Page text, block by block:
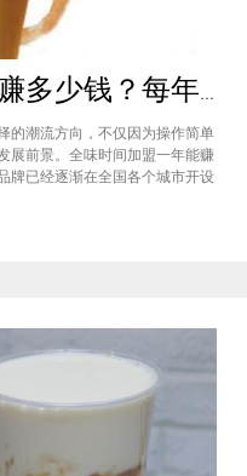
全味时间加盟一年能赚多少钱？每年利润20万庞大盈利机会等着你
的潮流方向，不仅因为操作简单
展前景。全味时间加盟一年能赚
牌已经逐渐在全国各个城市开设
间加盟一年能赚多少钱？这个